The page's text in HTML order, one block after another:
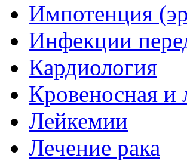
Импотенция
Инфекции
Кардиология
Кровеносная и
Лейкемии
Лечение рака